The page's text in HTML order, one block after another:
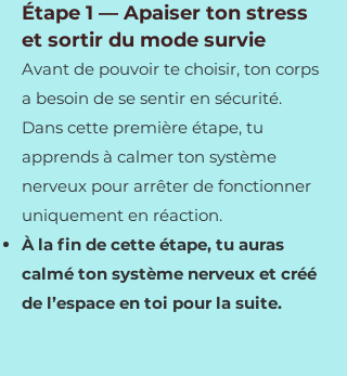
Étape 1 — Apaiser ton stress
et sortir du mode survie
Avant de pouvoir te choisir, ton corps
a besoin de se sentir en sécurité.
Dans cette première étape, tu
apprends à calmer ton système
nerveux pour arrêter de fonctionner
uniquement en réaction.
À la fin de cette étape, tu auras
calmé ton système nerveux et créé
de l’espace en toi pour la suite.